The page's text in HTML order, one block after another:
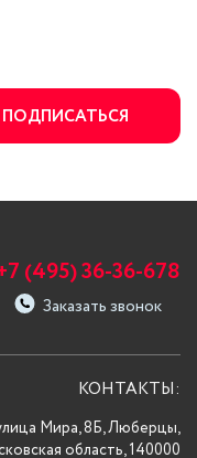
ПОДПИСАТЬСЯ
(495) 36-36-678
Заказать звонок
КОНТАКТЫ:
Мира, 8Б, Люберцы,
область, 140000